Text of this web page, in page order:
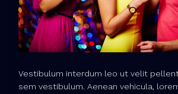
Vestibulum interdum leo ut velit
sem vestibulum. Aenean vehicula,